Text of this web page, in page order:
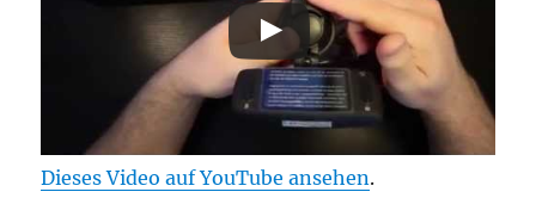
Dieses Video auf YouTube ansehen.